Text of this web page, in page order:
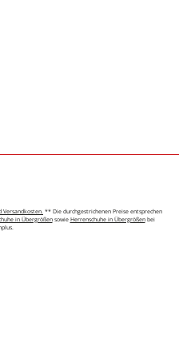
Versandkosten. ** Die durchgestrichenen Preise entsprechen
in Übergrößensowie Herrenschuhe in Übergrößenbei